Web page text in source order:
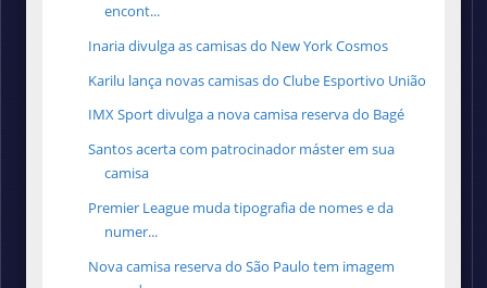
encont...
Inaria divulga as camisas do New York Cosmos
Karilu lança novas camisas do Clube Esportivo União
IMX Sport divulga a nova camisa reserva do Bagé
Santos acerta com patrocinador máster em sua
camisa
Premier League muda tipografia de nomes e da
numer...
Nova camisa reserva do São Paulo tem imagem